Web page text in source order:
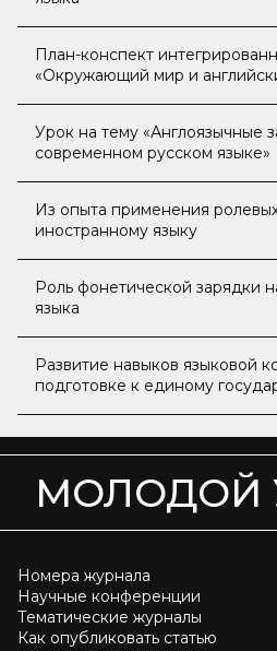
План-конспект
«Окружающий мир и
Урок на тему «Англоязычные
современном русском языке»
Из опыта применения
иностранному языку
Роль фонетической зарядки
языка
Развитие навыков языковой
подготовке к единому
МОЛОДОЙ
Номера журнала
Научные конференции
Тематические журналы
Как опубликовать статью